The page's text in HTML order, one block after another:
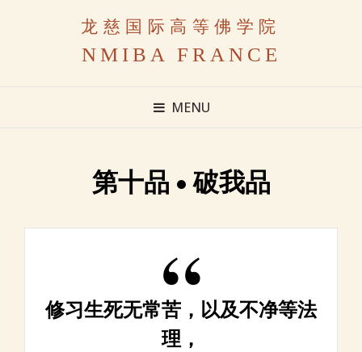
龙慈国际高等佛学院
NMIBA FRANCE
MENU
第十品 • 破我品
修习生死无常苦，以及不净等法
理，